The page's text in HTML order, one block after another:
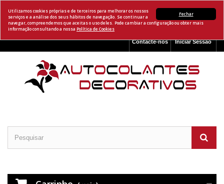
Fechar
Utilizamos cookies próprias e de terceiros para melhorar os nossos
serviços e a análise dos seus hábitos de navegação. Se continuar a
navegar, compreendemos que aceitas o uso deles. Pode cambiar a configuração ou obter mais
informação consultando a nossa Política de Cookies
Iniciar Sessão
Contacte-nos